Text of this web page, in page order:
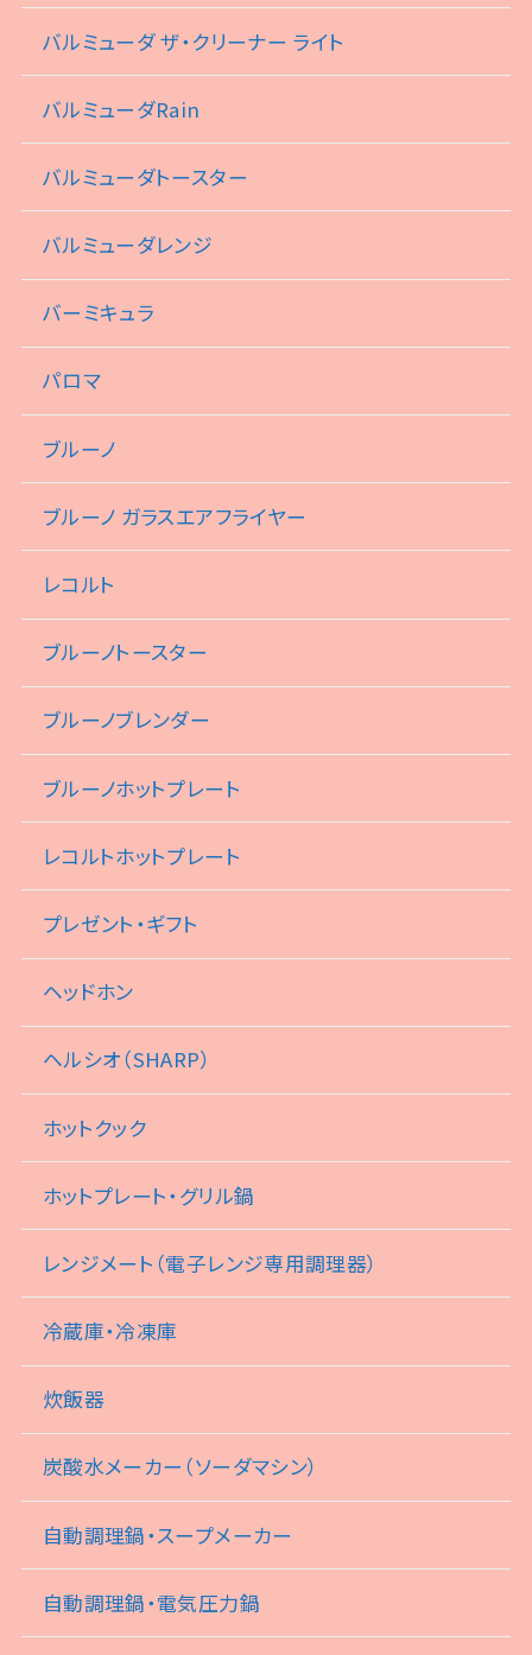
バルミューダ ザ・クリーナー ライト
バルミューダRain
バルミューダトースター
バルミューダレンジ
バーミキュラ
パロマ
ブルーノ
ブルーノ ガラスエアフライヤー
レコルト
ブルーノトースター
ブルーノブレンダー
ブルーノホットプレート
レコルトホットプレート
プレゼント・ギフト
ヘッドホン
ヘルシオ（SHARP）
ホットクック
ホットプレート・グリル鍋
レンジメート（電子レンジ専用調理器）
冷蔵庫・冷凍庫
炊飯器
炭酸水メーカー（ソーダマシン）
自動調理鍋・スープメーカー
自動調理鍋・電気圧力鍋